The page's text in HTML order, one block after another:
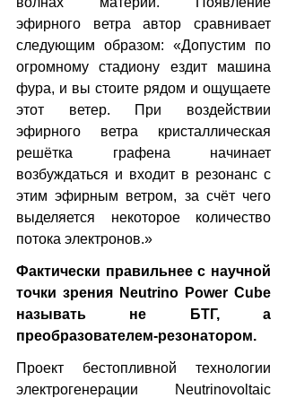
эфирного ветра автор сравнивает
следующим образом: «Допустим по
огромному стадиону ездит машина
фура, и вы стоите рядом и ощущаете
этот ветер. При воздействии
эфирного ветра кристаллическая
решётка графена начинает
возбуждаться и входит в резонанс с
этим эфирным ветром, за счёт чего
выделяется некоторое количество
потока электронов.»
Фактически правильнее с научной
точки зрения Neutrino Power Cube
называть не БТГ, а
преобразователем-резонатором.
Проект бестопливной технологии
электрогенерации Neutrinovoltaic